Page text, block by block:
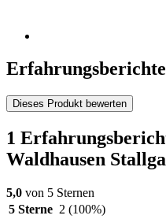
Dieses Produkt bewerten
1
Waldhausen
5,0 von 5 Sternen
5 Sterne 2 (100%)